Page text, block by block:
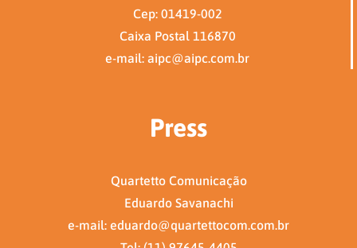
Cep: 01419-002
Caixa Postal 116870
e-mail: aipc@aipc.com.br
Press
Quartetto Comunicação
Eduardo Savanachi
e-mail: eduardo@quartettocom.com.br